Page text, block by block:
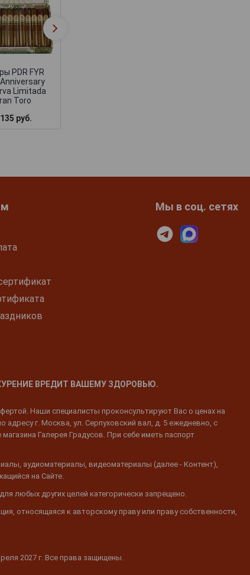
PDR FYR
Limitada
Toro
руб.
Мы в соц. сетях
ВРЕДИТ ВАШЕМУ ЗДОРОВЬЮ.
Наши специалисты проконсультируют Вас о ценах на
г. Москва, ул. Серпуховский вал, д. 5 ежедневно, с
Галерея Градусов. При себе иметь паспорт
аудиоматериалы, видеоматериалы (далее - Контент),
на Сайте.
любых других целей категорически запрещено.
относящаяся к авторскому праву или праву собственности,
2027 г. Все права защищены.